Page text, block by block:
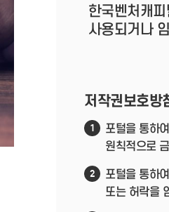
한국벤처캐
사용되거나
저작권보호방
1
포털을 통하
원칙적으로
2
포털을 통하
또는 허락을